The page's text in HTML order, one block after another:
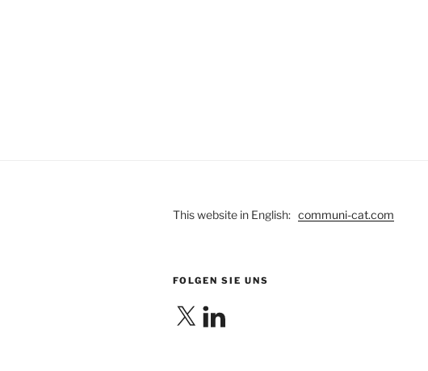
This website in English: communi-cat.com
FOLGEN SIE UNS
X LinkedIn